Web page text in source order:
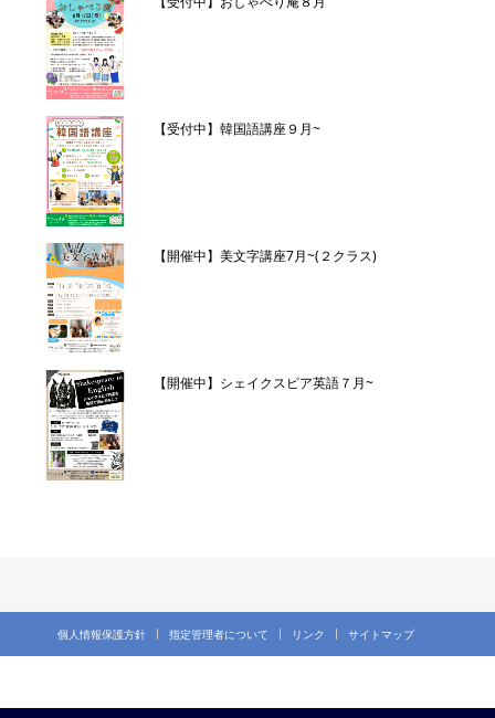
【受付中】韓国語講座９月~
【開催中】美文字講座7月~(２クラス)
【開催中】シェイクスピア英語７月~
個人情報保護方針 指定管理者について リンク サイトマップ